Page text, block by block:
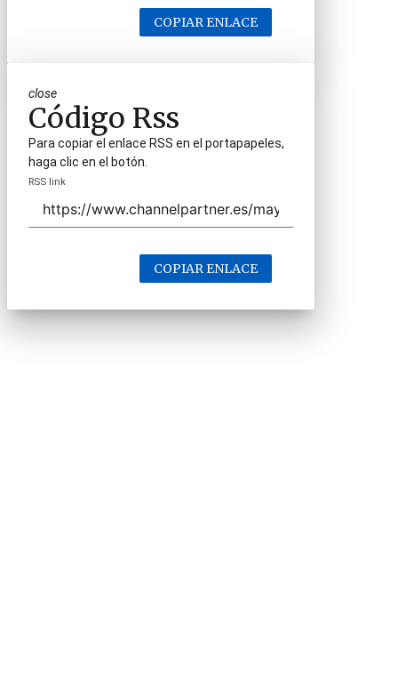
COPIAR ENLACE
close
Código Rss
Para copiar el enlace RSS en el portapapeles,
haga clic en el botón.
RSS link
COPIAR ENLACE